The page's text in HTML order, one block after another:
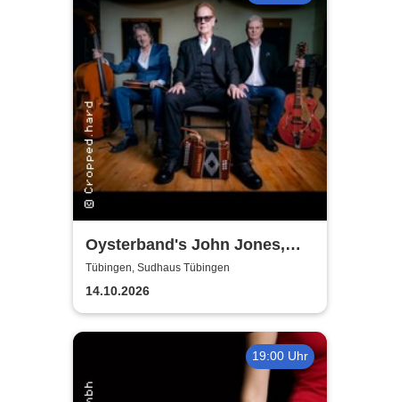
Oysterband's John Jones,
Ray Cooper & Al Scott - The
Song goes on Tour 2026
Tübingen, Sudhaus Tübingen
14.10.2026
19:00 Uhr